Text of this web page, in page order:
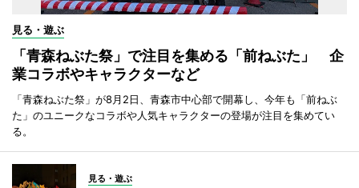
見る・遊ぶ
「青森ねぶた祭」で注目を集める「前ねぶた」 企
業コラボやキャラクターなど
「青森ねぶた祭」が8月2日、青森市中心部で開幕し、今年も「前ねぶ
た」のユニークなコラボや人気キャラクターの登場が注目を集めてい
る。
見る・遊ぶ